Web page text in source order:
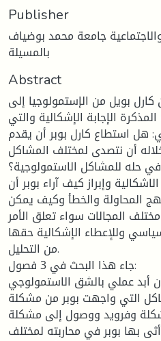
Publisher
جامعة محمد بوضياف
بالمسيلة
Abstract
بويل من الإستمولوجيا إلى
الإجابة الإشكالية والتي
هل استطاع كارل بوبر أن يقدم
أن نتصدى لمختلف المشاكل
حله للمشاكل الاستمولوجية؟
وإبراز كيف آراء بوبر أن
المحاولة والخطأ وكيف يمكن
المجالات سواء تعلق الأمر
وللإعطاء الإشكالية حقها
من التحليل.
جاء هذا البحث في 3 فصول:
أبد عملي بالشق الاستمولوجي
التي واجهت بوبر من مشكلة
وفرويد ووصول إلى مشكلة
بها بوبر في محاربته لمختلف